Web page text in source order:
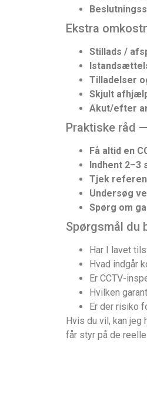
Ekstra
Stillads /
Tilladelser
Skjult
Akut/efter
Praktiske råd
Få altid en
Indhent 2–3
Tjek
Undersøg
Spørg om
Spørgsmål du
Har I lavet
Hvad indgår
Er CCTV-
Hvilken
Er der risiko
Hvis du vil, kan
får styr på de